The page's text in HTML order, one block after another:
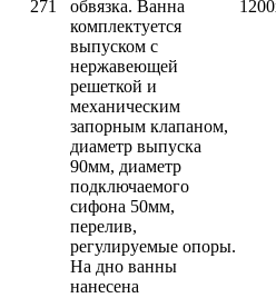
271
обвязка. Ванна
комплектуется
выпуском с
нержавеющей
решеткой и
механическим
запорным клапаном,
диаметр выпуска
90мм, диаметр
подключаемого
сифона 50мм,
перелив,
регулируемые опоры.
На дно ванны
нанесена